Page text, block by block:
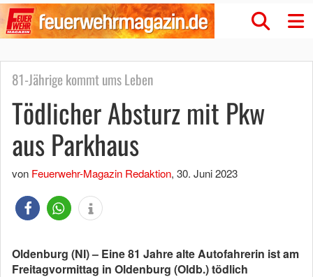
81-Jährige kommt ums Leben
Tödlicher Absturz mit Pkw
aus Parkhaus
von Feuerwehr-Magazin Redaktion, 30. Juni 2023
Oldenburg (NI) – Eine 81 Jahre alte Autofahrerin ist am
Freitagvormittag in Oldenburg (Oldb.) tödlich